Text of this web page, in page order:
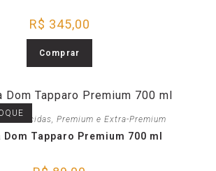
R$ 345,00
Comprar
, Premium e Extra-Premium
Dom Tapparo Premium 700 ml